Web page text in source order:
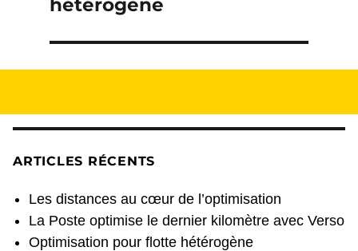
hétérogène
ARTICLES RÉCENTS
Les distances au cœur de l’optimisation
La Poste optimise le dernier kilomètre avec Verso
Optimisation pour flotte hétérogène